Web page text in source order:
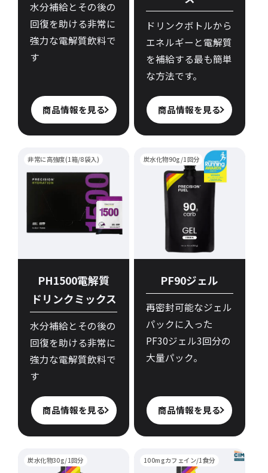
水分補給とその後の
回復を助ける非常に
強力な電解質飲料で
す
商品情報を見る
ドリンクボトルから
エネルギーと電解質
を補給する最も簡単
な方法です。
商品情報を見る
非常に高強度(1箱/8袋入)
PH1500電解質
ドリンクミックス
水分補給とその後の
回復を助ける非常に
強力な電解質飲料で
す
商品情報を見る
炭水化物90g/1回分
PF90ジェル
再密封可能なジェル
パックに入った
PF30ジェル3回分の
大量パック。
商品情報を見る
炭水化物30g/1回分 100mgカフェイン/1食分